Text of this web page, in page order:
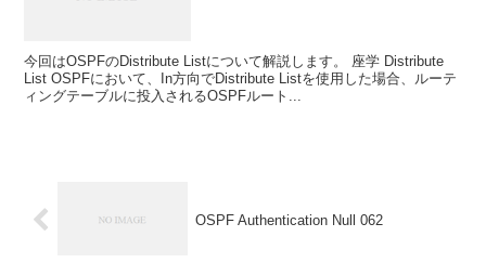
今回はOSPFのDistribute Listについて解説します。 座学 Distribute
List OSPFにおいて、In方向でDistribute Listを使用した場合、ルーテ
ィングテーブルに投入されるOSPFルート...
OSPF Authentication Null 062